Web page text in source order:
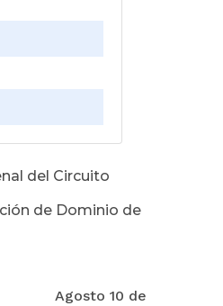
del Circuito
de Dominio de
10 de